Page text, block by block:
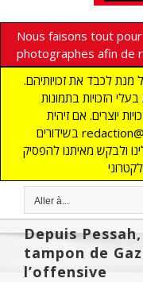
Nous faisons tout
photographes afin de
מנת לכבד את זכויותיהם.
הזכויות בתמונות
27א בנושא זכויות יוצרים. אם זיהית
בשידורים redaction@israelmagazine.co.il שלנו תמונה שאתה
ולבקש מאיתנו להפסיק
Aller à...
Depuis
tampon de
l’offensive